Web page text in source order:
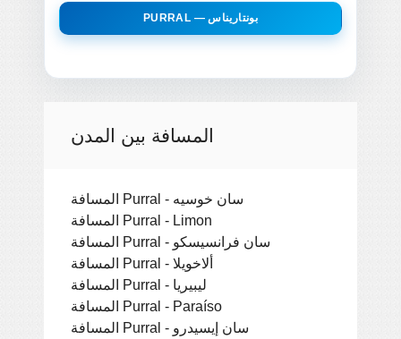
PURRAL — بونتاريناس
المسافة بين المدن
المسافة Purral - سان خوسيه
المسافة Purral - Limon
المسافة Purral - سان فرانسيسكو
المسافة Purral - ألاخويلا
المسافة Purral - ليبيريا
المسافة Purral - Paraíso
المسافة Purral - سان إيسيدرو